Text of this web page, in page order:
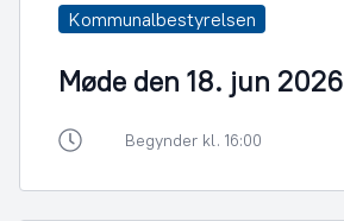
Kommunalbestyrelsen
Møde den 18. jun 2026
Begynder kl. 16:00